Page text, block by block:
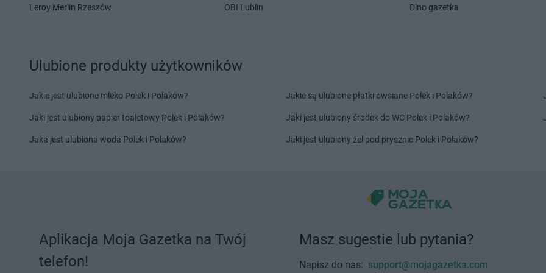
Leroy Merlin Rzeszów OBI Lublin Dino gazetka
Ulubione produkty użytkowników
Jakie jest ulubione mleko Polek i Polaków?
Jaki jest ulubiony papier toaletowy Polek i Polaków?
Jaka jest ulubiona woda Polek i Polaków?
Jakie są ulubione płatki owsiane Polek i Polaków?
Jaki jest ulubiony środek do WC Polek i Polaków?
Jaki jest ulubiony żel pod prysznic Polek i Polaków?
Aplikacja Moja Gazetka na Twój
telefon!
Masz sugestie lub pytania?
Napisz do nas: support@mojagazetka.com